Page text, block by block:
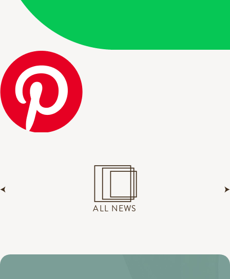
ALL NEWS